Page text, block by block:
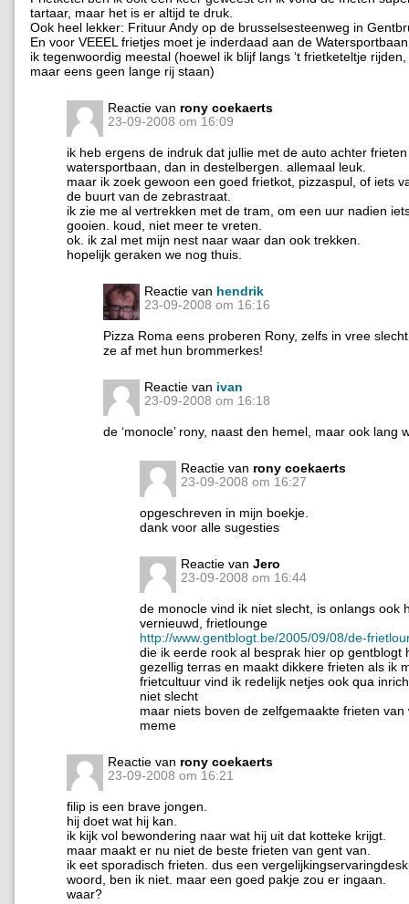
tartaar, maar het is er altijd te druk.
Ook heel lekker: Frituur Andy op de brusselsesteenweg in
En voor VEEEL frietjes moet je inderdaad aan de
ik tegenwoordig meestal (hoewel ik blijf langs ‘t frietketeltje
maar eens geen lange rij staan)
Reactie van rony coekaerts
23-09-2008 om 16:09
ik heb ergens de indruk dat jullie met de auto achter
watersportbaan, dan in destelbergen. allemaal leuk.
maar ik zoek gewoon een goed frietkot, pizzaspul, of iets
de buurt van de zebrastraat.
ik zie me al vertrekken met de tram, om een uur nadien
gooien. koud, niet meer te vreten.
ok. ik zal met mijn nest naar waar dan ook trekken.
hopelijk geraken we nog thuis.
Reactie van hendrik
23-09-2008 om 16:16
Pizza Roma eens proberen Rony, zelfs in vree
ze af met hun brommerkes!
Reactie van ivan
23-09-2008 om 16:18
de ‘monocle’ rony, naast den hemel, maar ook lang
Reactie van rony coekaerts
23-09-2008 om 16:27
opgeschreven in mijn boekje.
dank voor alle sugesties
Reactie van Jero
23-09-2008 om 16:44
de monocle vind ik niet slecht, is onlangs ook
vernieuwd, frietlounge
http://www.gentblogt.be/2005/09/08/de-
die ik eerde rook al besprak hier op gentblogt
gezellig terras en maakt dikkere frieten als ik
frietcultuur vind ik redelijk netjes ook qua
niet slecht
maar niets boven de zelfgemaakte frieten van
meme
Reactie van rony coekaerts
23-09-2008 om 16:21
filip is een brave jongen.
hij doet wat hij kan.
ik kijk vol bewondering naar wat hij uit dat kotteke krijgt.
maar maakt er nu niet de beste frieten van gent van.
ik eet sporadisch frieten. dus een
woord, ben ik niet. maar een goed pakje zou er ingaan.
waar?